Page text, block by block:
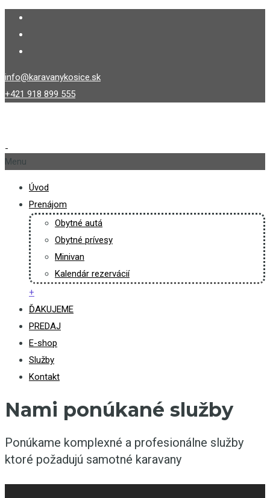
info@karavanykosice.sk
+421 918 899 555
Menu
Úvod
Prenájom
Obytné autá
Obytné prívesy
Minivan
Kalendár rezervácií
+
ĎAKUJEME
PREDAJ
E-shop
Služby
Kontakt
Nami ponúkané služby
Ponúkame komplexné a profesionálne služby
ktoré požadujú samotné karavany